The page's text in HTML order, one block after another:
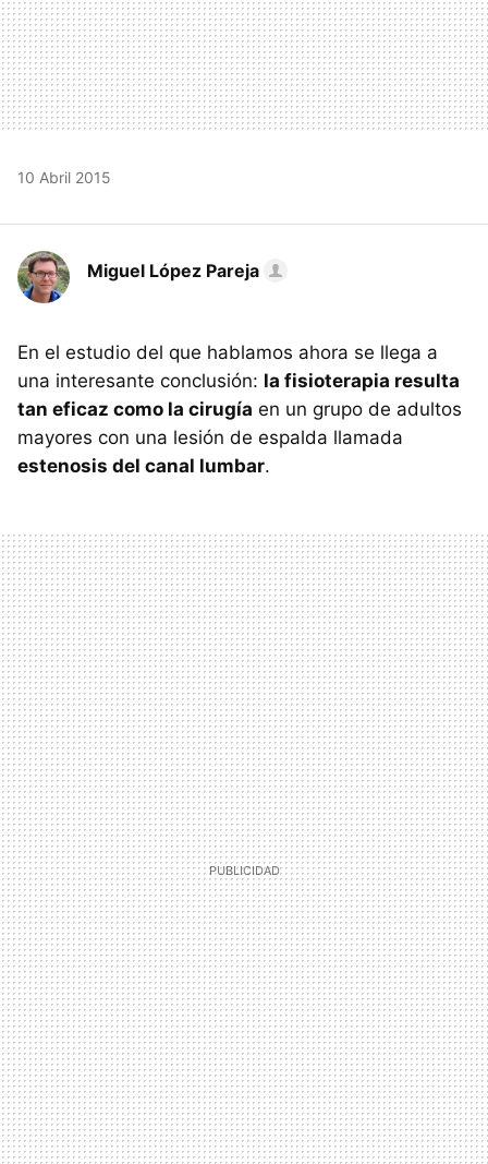
10 Abril 2015
Miguel López Pareja
En el estudio del que hablamos ahora se llega a
una interesante conclusión: la fisioterapia resulta
tan eficaz como la cirugía en un grupo de adultos
mayores con una lesión de espalda llamada
estenosis del canal lumbar.